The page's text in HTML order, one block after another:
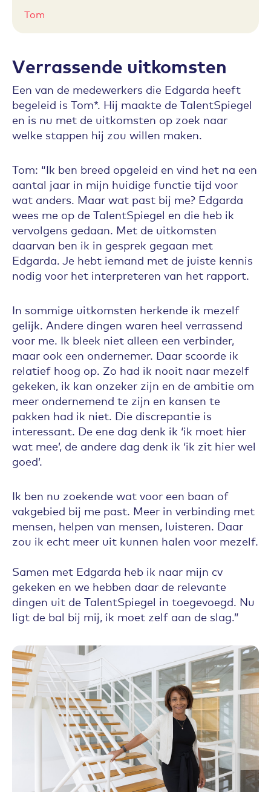
Tom
Verrassende uitkomsten
Een van de medewerkers die Edgarda heeft
begeleid is Tom*. Hij maakte de TalentSpiegel
en is nu met de uitkomsten op zoek naar
welke stappen hij zou willen maken.
Tom: “Ik ben breed opgeleid en vind het na een
aantal jaar in mijn huidige functie tijd voor
wat anders. Maar wat past bij me? Edgarda
wees me op de TalentSpiegel en die heb ik
vervolgens gedaan. Met de uitkomsten
daarvan ben ik in gesprek gegaan met
Edgarda. Je hebt iemand met de juiste kennis
nodig voor het interpreteren van het rapport.
In sommige uitkomsten herkende ik mezelf
gelijk. Andere dingen waren heel verrassend
voor me. Ik bleek niet alleen een verbinder,
maar ook een ondernemer. Daar scoorde ik
relatief hoog op. Zo had ik nooit naar mezelf
gekeken, ik kan onzeker zijn en de ambitie om
meer ondernemend te zijn en kansen te
pakken had ik niet. Die discrepantie is
interessant. De ene dag denk ik ‘ik moet hier
wat mee’, de andere dag denk ik ‘ik zit hier wel
goed’.
Ik ben nu zoekende wat voor een baan of
vakgebied bij me past. Meer in verbinding met
mensen, helpen van mensen, luisteren. Daar
zou ik echt meer uit kunnen halen voor mezelf.
Samen met Edgarda heb ik naar mijn cv
gekeken en we hebben daar de relevante
dingen uit de TalentSpiegel in toegevoegd. Nu
ligt de bal bij mij, ik moet zelf aan de slag.”